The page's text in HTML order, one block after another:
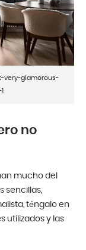
very-glamorous-
no
mucho del
sencillas,
téngalo en
utilizados y las